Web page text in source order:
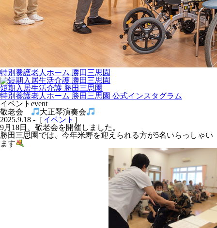
特別養護老人ホーム 勝田三思園
短期入居生活介護 勝田三思園
特別養護老人ホーム 勝田三思園 公式インスタグラム
イベント event
敬老会
大正琴演奏会
2025.9.18 -［イベント ］
9月18日、敬老会を開催しました。
勝田三思園では、今年米寿を迎えられる方が5名いらっしゃい
ます